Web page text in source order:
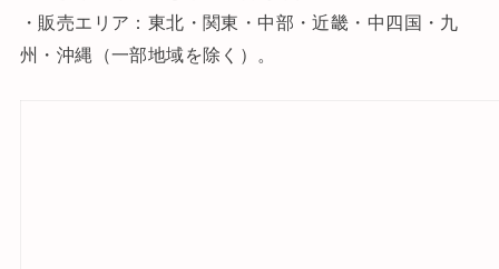
・販売エリア：東北・関東・中部・近畿・中四国・九
州・沖縄（一部地域を除く）。